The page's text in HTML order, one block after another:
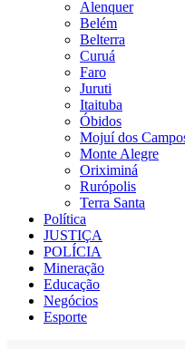
Alenquer
Belém
Belterra
Curuá
Faro
Juruti
Itaituba
Óbidos
Mojuí dos
Monte Alegre
Oriximiná
Rurópolis
Terra Santa
Política
JUSTIÇA
POLÍCIA
Mineração
Educação
Negócios
Esporte